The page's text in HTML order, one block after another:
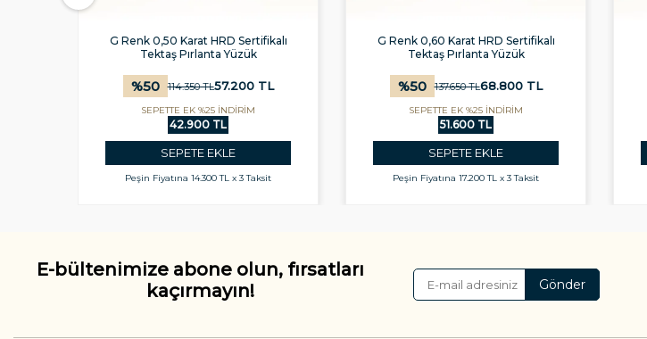
G Renk 0,50 Karat HRD Sertifikalı
Tektaş Pırlanta Yüzük
%50 114.350TL57.200TL
SEPETTE EK %25 İNDİRİM
42.900 TL
SEPETE EKLE
Peşin Fiyatına 14.300 TL x 3 Taksit
G Renk 0,60 Karat HRD Sertifikalı
Tektaş Pırlanta Yüzük
%50 137.650TL68.800TL
SEPETTE EK %25 İNDİRİM
51.600 TL
SEPETE EKLE
Peşin Fiyatına 17.200 TL x 3 Taksit
E-bültenimize abone olun, fırsatları
kaçırmayın!
Gönder